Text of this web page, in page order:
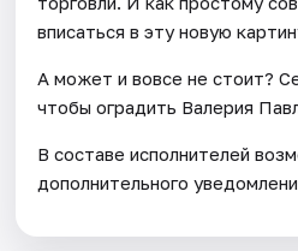
вписаться в эту новую
А может и вовсе не стоит?
чтобы оградить Валерия
В составе исполнителей
дополнительного